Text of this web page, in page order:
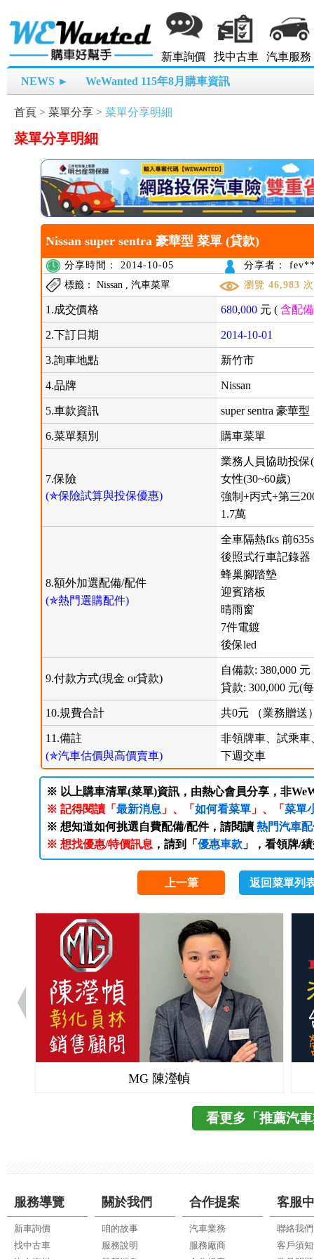
新車詢價 找中古車 汽車服務
NEWS ► WeWanted 115年8月購車資訊
首頁 > 菜單分享 > 菜單分享明細
菜單分享明細
Nissan super sentra 豪華型 菜單 (貸款)
分享時間： 2014-10-05
分享者：
標籤： Nissan , 汽車菜單
瀏覽 46,983 次
1.成交價格 680,000 元 (含配備
2.下訂日期 2014-10-01
3.詢車地點 新竹市
4.品牌 Nissan
5.車款資訊 super sentra 豪華型
6.菜單類別 購車菜單
7.保險
(✯保險試算與投保優惠)
業務人員協助投保
女性(30~60歲)
強制+丙式+第三
1.7萬
8.額外加選配備/配件
(✯熱門選購配件)
全車隔熱fks 前
後照式行車記錄器
蜂巢腳踏墊
迎賓踏板
晴雨窗
7件電鍍
後保led
9.付款方式(現金 or貸款)
自備款: 380,000 元
貸款: 300,000 元(
10.規費合計 共0元 （業務贈送
11.備註
(✯汽車估價與高價賣車)
非領牌車、試乘車
下週交車
※ 以上購車清單(菜單)資訊，由熱心會員分享，非
※ 記得閱讀「 最新消息 」、「 如何看菜單」、「 菜單
※ 想知道如何挑選自費配備/配件，請閱讀 熱門汽車
※ 想找優惠/特價訊息 ，請到「 優惠車款」，看領牌/
上一筆 返回菜單列
MG 陳瀅幀
看更多「推薦汽
服務導覽
新車詢價
找中古車
關於我們
咱的故事
服務說明
合作提案
汽車業務
服務廠商
客服
聯絡我們
客戶須知